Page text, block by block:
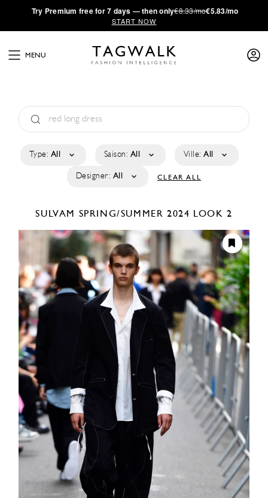
·Try Premium free for 7 days — then only€8.33/mo€5.83/mo
START NOW
MENU
Type: All Saison: All Ville: All
Designer: All CLEAR ALL
SULVAM SPRING/SUMMER 2024 LOOK 2